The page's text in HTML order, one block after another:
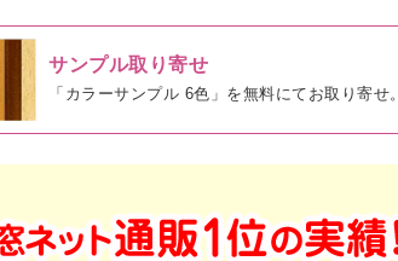
サンプル取り寄せ
「カラーサンプル 6色」を無料にてお取り寄せ。